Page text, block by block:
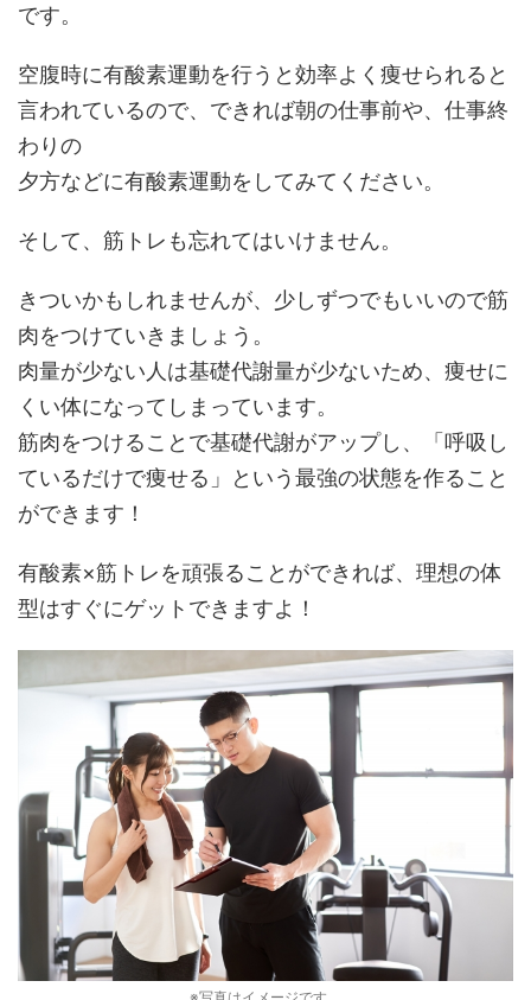
です。
空腹時に有酸素運動を行うと効率よく痩せられると
言われているので、できれば朝の仕事前や、仕事終
わりの
夕方などに有酸素運動をしてみてください。
そして、筋トレも忘れてはいけません。
きついかもしれませんが、少しずつでもいいので筋
肉をつけていきましょう。
肉量が少ない人は基礎代謝量が少ないため、痩せに
くい体になってしまっています。
筋肉をつけることで基礎代謝がアップし、「呼吸し
ているだけで痩せる」という最強の状態を作ること
ができます！
有酸素×筋トレを頑張ることができれば、理想の体
型はすぐにゲットできますよ！